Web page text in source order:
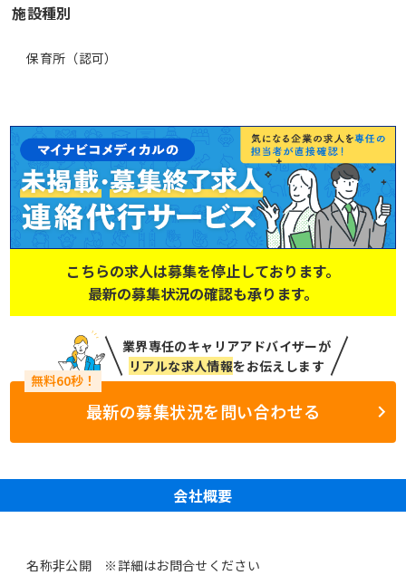
施設種別
保育所（認可）
こちらの求人は募集を停止しております。
最新の募集状況の確認も承ります。
業界専任のキャリアアドバイザーが
リアルな求人情報をお伝えします
最新の募集状況を問い合わせる
会社概要
名称非公開 ※詳細はお問合せください